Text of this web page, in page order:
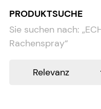
PRODUKTSUCHE
Sie suchen nach: „
Rachenspray“